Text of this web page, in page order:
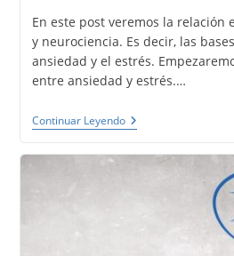
la
entrada:
En este post veremos la relación
y neurociencia. Es decir, las
ansiedad y el estrés.
entre ansiedad y estrés.…
Continuar LeyendoEstrés,
Ansiedad
Neurociencia.